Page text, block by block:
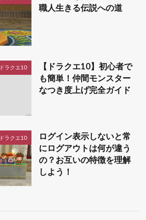
職人生きる伝説への道
ドラクエ10
【ドラクエ10】初心者で
も簡単！仲間モンスター
なつき度上げ完全ガイド
ドラクエ10
ログイン表示しないと常
にログアウトは何が違う
の？お互いの特徴を理解
しよう！